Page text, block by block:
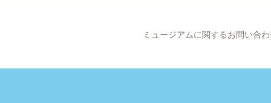
ミュージアムに関するお問い合